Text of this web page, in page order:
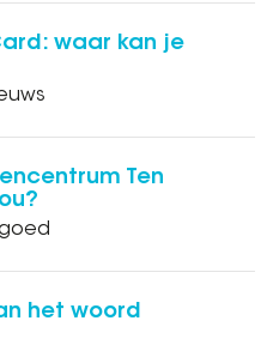
waar kan je
Ten
het woord